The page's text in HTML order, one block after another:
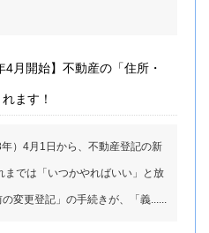
4月開始】不動産の「住所・
ます！
）4月1日から、不動産登記の新
までは「いつかやればいい」と放
変更登記」の手続きが、「義......